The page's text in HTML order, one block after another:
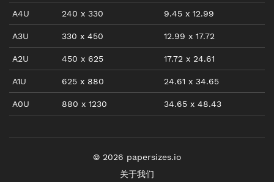
A4U 240 x 330 9.45 x 12.99
A3U 330 x 450 12.99 x 17.72
A2U 450 x 625 17.72 x 24.61
A1U 625 x 880 24.61 x 34.65
A0U 880 x 1230 34.65 x 48.43
© 2026 papersizes.io
关于我们